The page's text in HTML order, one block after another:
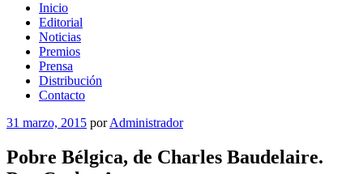
Inicio
Editorial
Noticias
Premios
Prensa
Distribución
Contacto
Publicado
31 marzo, 2015 porAdministrador
Pobre Bélgica, de Charles Baudelaire.